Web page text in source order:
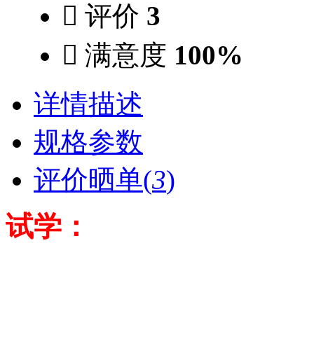
 评价 3
 满意度 100%
详情描述
规格参数
评价晒单(3)
试学：